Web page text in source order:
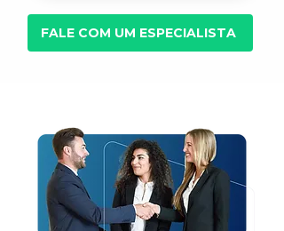
FALE COM UM ESPECIALISTA